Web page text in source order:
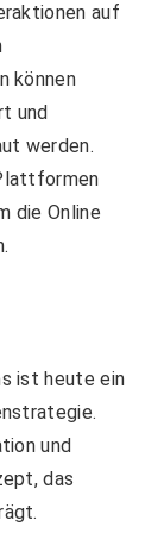
auf
können
und
werden.
die Online
ist heute ein
und
das